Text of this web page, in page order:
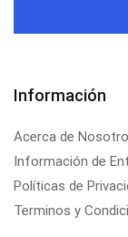
Información
Acerca de
Información de
Políticas de
Terminos y